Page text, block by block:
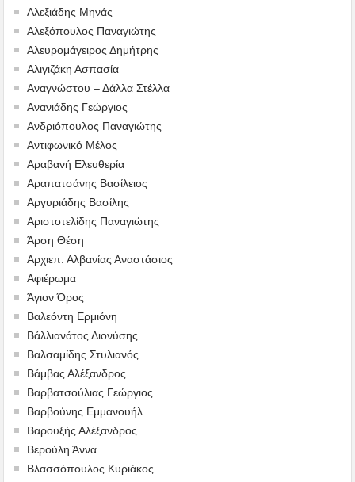
Αλεξιάδης Μηνάς
Αλεξόπουλος Παναγιώτης
Αλευρομάγειρος Δημήτρης
Αλιγιζάκη Ασπασία
Αναγνώστου – Δάλλα Στέλλα
Ανανιάδης Γεώργιος
Ανδριόπουλος Παναγιώτης
Αντιφωνικό Μέλος
Αραβανή Ελευθερία
Αραπατσάνης Βασίλειος
Αργυριάδης Βασίλης
Αριστοτελίδης Παναγιώτης
Άρση Θέση
Αρχιεπ. Αλβανίας Αναστάσιος
Αφιέρωμα
Άγιον Όρος
Βαλεόντη Ερμιόνη
Βάλλιανάτος Διονύσης
Βαλσαμίδης Στυλιανός
Βάμβας Αλέξανδρος
Βαρβατσούλιας Γεώργιος
Βαρβούνης Εμμανουήλ
Βαρουξής Αλέξανδρος
Βερούλη Άννα
Βλασσόπουλος Κυριάκος